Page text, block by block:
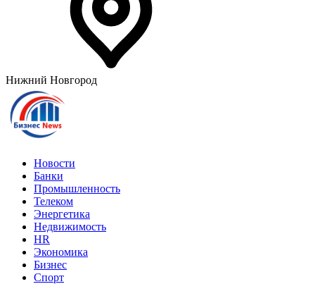
Нижний Новгород
Новости
Банки
Промышленность
Телеком
Энергетика
Недвижимость
HR
Экономика
Бизнес
Спорт